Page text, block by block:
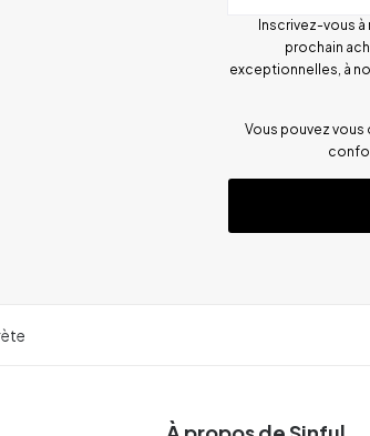
Inscrivez-vous
prochain
exceptionnelles, à
Vous pouvez